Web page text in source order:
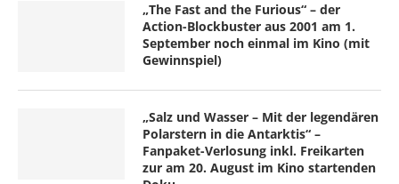
„The Fast and the Furious“ – der
Action-Blockbuster aus 2001 am 1.
September noch einmal im Kino (mit
Gewinnspiel)
„Salz und Wasser – Mit der legendären
Polarstern in die Antarktis“ –
Fanpaket-Verlosung inkl. Freikarten
zur am 20. August im Kino startenden